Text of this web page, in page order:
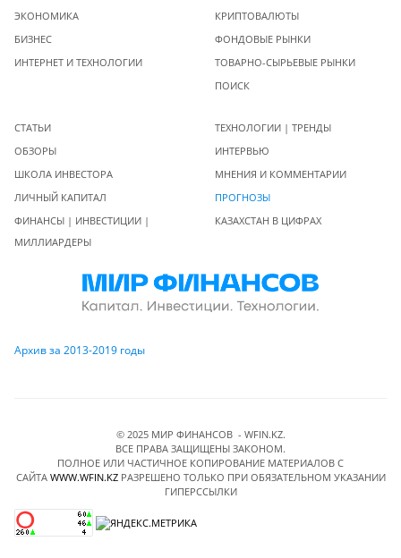
ЭКОНОМИКА
БИЗНЕС
ИНТЕРНЕТ И ТЕХНОЛОГИИ
КРИПТОВАЛЮТЫ
ФОНДОВЫЕ РЫНКИ
ТОВАРНО-СЫРЬЕВЫЕ РЫНКИ
ПОИСК
СТАТЬИ
ОБЗОРЫ
ШКОЛА ИНВЕСТОРА
ЛИЧНЫЙ КАПИТАЛ
ФИНАНСЫ | ИНВЕСТИЦИИ |
МИЛЛИАРДЕРЫ
ТЕХНОЛОГИИ | ТРЕНДЫ
ИНТЕРВЬЮ
МНЕНИЯ И КОММЕНТАРИИ
ПРОГНОЗЫ
КАЗАХСТАН В ЦИФРАХ
Архив за 2013-2019 годы
© 2025 МИР ФИНАНСОВ - WFIN.KZ.
ВСЕ ПРАВА ЗАЩИЩЕНЫ ЗАКОНОМ.
ПОЛНОЕ ИЛИ ЧАСТИЧНОЕ КОПИРОВАНИЕ МАТЕРИАЛОВ C
САЙТА WWW.WFIN.KZРАЗРЕШЕНО ТОЛЬКО ПРИ ОБЯЗАТЕЛЬНОМ УКАЗАНИИ
ГИПЕРССЫЛКИ